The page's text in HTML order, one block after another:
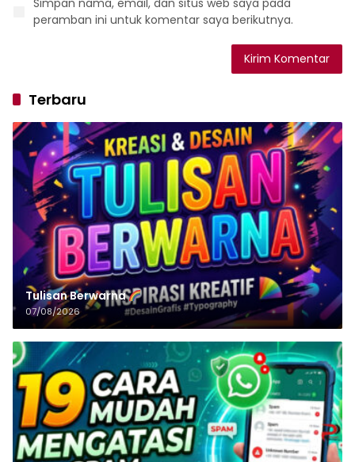
peramban ini untuk komentar saya berikutnya.
Terbaru
Tulisan‌‌‌‌‌‌‌‌‌‌‌‌‌‌‌‌ Berwarna
07/08/2026